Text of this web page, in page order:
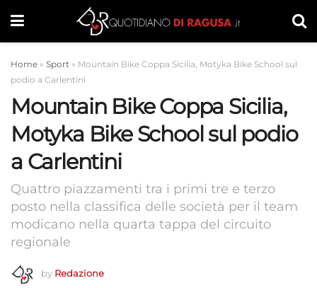
Home » Sport » Mountain Bike Coppa Sicilia, Motyka Bike School sul
podio a Carlentini
Mountain Bike Coppa Sicilia,
Motyka Bike School sul podio
a Carlentini
Quattro piazzamenti tra i primi tre e terzo
posto nella classifica delle società per il team
modicano nella quarta tappa del circuito
regionale
by Redazione